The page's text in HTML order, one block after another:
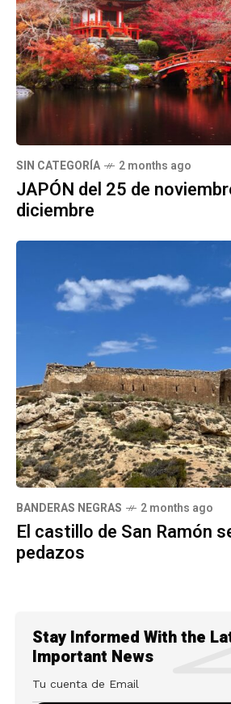
SIN CATEGORÍA 2 months ago
JAPÓN del 25 de
diciembre
BANDERAS NEGRAS 2 months ago
El castillo de San Ramón
pedazos
Stay Informed With the
Important News